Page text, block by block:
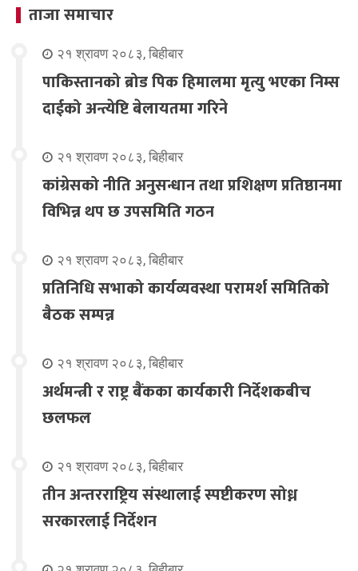
ताजा समाचार
२१ श्रावण २०८३, बिहीबार
पाकिस्तानको ब्रोड पिक हिमालमा मृत्यु भएका निम्स
दाईको अन्त्येष्टि बेलायतमा गरिने
२१ श्रावण २०८३, बिहीबार
कांग्रेसको नीति अनुसन्धान तथा प्रशिक्षण प्रतिष्ठानमा
विभिन्न थप छ उपसमिति गठन
२१ श्रावण २०८३, बिहीबार
प्रतिनिधि सभाको कार्यव्यवस्था परामर्श समितिको
बैठक सम्पन्न
२१ श्रावण २०८३, बिहीबार
अर्थमन्त्री र राष्ट्र बैंकका कार्यकारी निर्देशकबीच
छलफल
२१ श्रावण २०८३, बिहीबार
तीन अन्तरराष्ट्रिय संस्थालाई स्पष्टीकरण सोध्न
सरकारलाई निर्देशन